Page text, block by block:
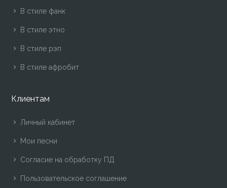
В стиле фанк
В стиле этно
В стиле рэп
В стиле афробит
Клиентам
Личный кабинет
Мои песни
Согласие на обработку ПД
Пользовательское соглашение